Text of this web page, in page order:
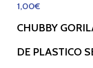
1,00€
CHUBBY
DE PLASTICO